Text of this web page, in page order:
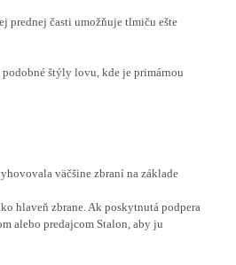
prednej časti umožňuje tlmiču ešte
štýly lovu, kde je primárnou
väčšine zbraní na základe
hlaveň zbrane. Ak poskytnutá podpera
alebo predajcom Stalon, aby ju